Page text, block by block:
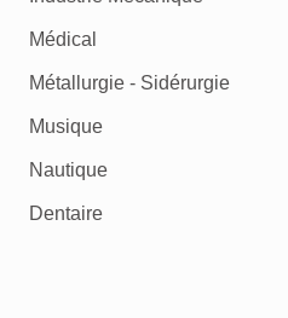
Médical
Métallurgie - Sidérurgie
Musique
Nautique
Dentaire